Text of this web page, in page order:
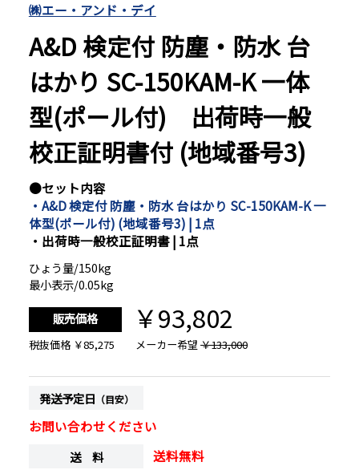
オプション
㈱エー・アンド・デイ
A&D 検定付 防塵・防水 台
はかり SC-150KAM-K 一体
型(ポール付) 出荷時一般
校正証明書付 (地域番号3)
●セット内容
・A&D 検定付 防塵・防水 台はかり SC-150KAM-K 一
体型(ポール付) (地域番号3) | 1点
・出荷時一般校正証明書 | 1点
ひょう量/150kg
最小表示/0.05kg
販売価格 ￥93,802
税抜価格 ￥85,275 メーカー希望￥133,000
発送予定日 （目安）
お問い合わせください
送 料 送料無料